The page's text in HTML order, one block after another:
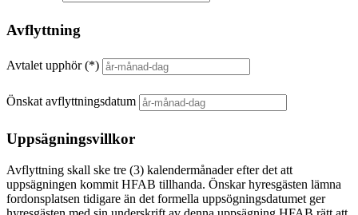
Avflyttning
Avtalet upphör
Önskat avflyttningsdatum
Uppsägningsvillkor
Avflyttning skall ske tre (3) kalendermånader efter det att
uppsägningen kommit HFAB tillhanda. Önskar hyresgästen lämna
fordonsplatsen tidigare än det formella uppsögningsdatumet ger